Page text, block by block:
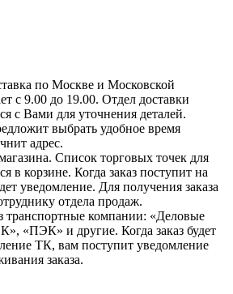
по Москве и Московской
с 9.00 до 19.00. Отдел доставки
с Вами для уточнения деталей.
выбрать удобное время
адрес.
Список торговых точек для
в корзине. Когда заказ поступит на
уведомление. Для получения заказа
отдела продаж.
транспортные компании: «Деловые
«ПЭК» и другие. Когда заказ будет
ТК, вам поступит уведомление
заказа.